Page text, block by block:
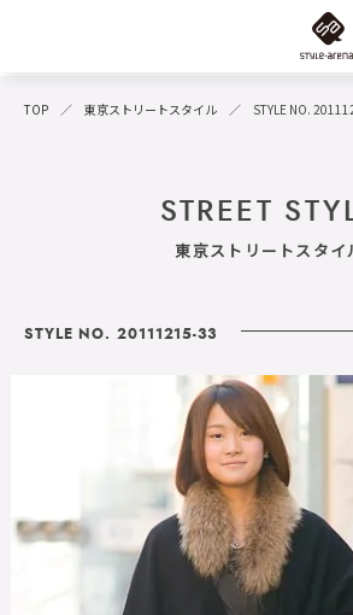
TOP 東京ストリートスタイル STYLE NO.
STREET
東京ストリートスタイ
STYLE NO. 20111215-33